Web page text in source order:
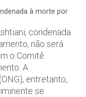
à morte por
condenada
não será
o Comitê
A
entretanto,
se